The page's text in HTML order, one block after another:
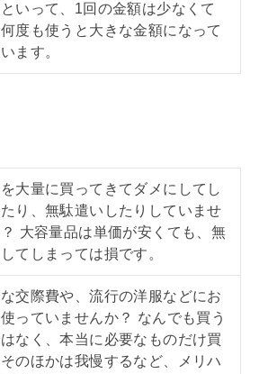
いって、1回の金額は少なくて
度も使うと大きな金額になって
ます。
大量に買ってきてダメにしてし
たり、無駄遣いしたりしていませ
大容量品は単価が安くても、無
てしまっては損です。
交際費や、流行の洋服などにお
っていませんか？ なんでも買う
なく、本当に必要なものだけ買
のほかは我慢するなど、メリハ